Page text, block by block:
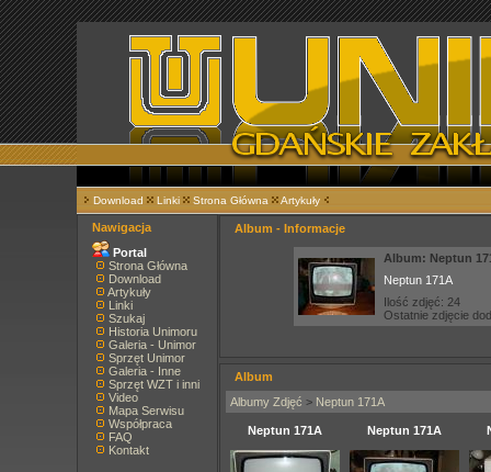
Download Linki Strona Główna Artykuły
Nawigacja
Portal
Strona Główna
Download
Artykuły
Linki
Szukaj
Historia Unimoru
Galeria - Unimor
Sprzęt Unimor
Galeria - Inne
Sprzęt WZT i inni
Video
Mapa Serwisu
Współpraca
FAQ
Kontakt
Album - Informacje
Album: Neptun
Neptun 171A
Ilość zdjęć: 24
Ostatnie zdjęcie
Album
Albumy Zdjęć > Neptun 171A
Neptun 171A Neptun 171A